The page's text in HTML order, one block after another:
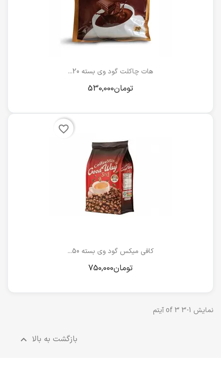
هات چاکلت گود وی بسته 20...
کافی میکس گود وی بسته 50...
favorite_border
نمایش 1-3 of 3 آیتم
بازگشت به بالا 